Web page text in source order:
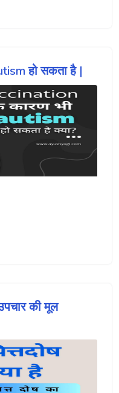
हो सकता है |
की मूल